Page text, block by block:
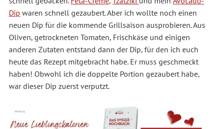
Dip waren schnell gezaubert. Aber ich wollte noch einen
neuen Dip für die kommende Grillsaison ausprobieren. Aus
Oliven, getrockneten Tomaten, Frischkäse und einigen
anderen Zutaten entstand dann der Dip, für den ich euch
heute das Rezept mitgebracht habe. Er muss geschmeckt
haben! Obwohl ich die doppelte Portion gezaubert habe,
war dieser Dip zuerst verputzt.